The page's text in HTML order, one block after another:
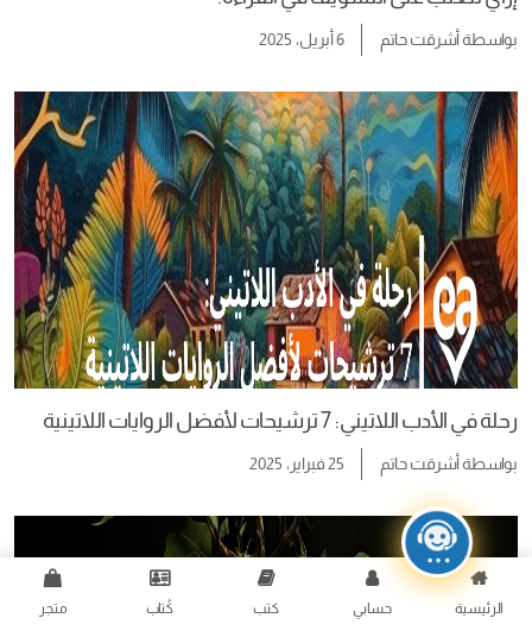
بواسطةأشرقت حاتم 6 أبريل، 2025
رحلة في الأدب اللاتيني: 7 ترشيحات لأفضل الروايات اللاتينية
بواسطةأشرقت حاتم 25 فبراير، 2025
الرئيسية حسابي كتب كُتاب متجر